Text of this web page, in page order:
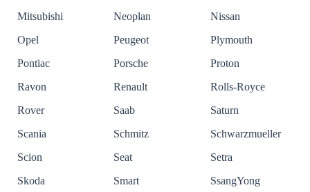
Mitsubishi
Neoplan
Nissan
Opel
Peugeot
Plymouth
Pontiac
Porsche
Proton
Ravon
Renault
Rolls-Royce
Rover
Saab
Saturn
Scania
Schmitz
Schwarzmueller
Scion
Seat
Setra
Skoda
Smart
SsangYong